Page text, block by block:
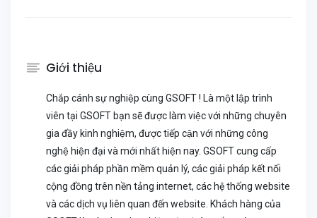
Giới thiệu
Chắp cánh sự nghiệp cùng GSOFT ! Là một lập trình
viên tại GSOFT bạn sẽ được làm việc với những chuyên
gia đầy kinh nghiệm, được tiếp cận với những công
nghệ hiện đại và mới nhất hiện nay. GSOFT cung cấp
các giải pháp phần mềm quản lý, các giải pháp kết nối
cộng đồng trên nền tảng internet, các hệ thống website
và các dịch vụ liên quan đến website. Khách hàng của